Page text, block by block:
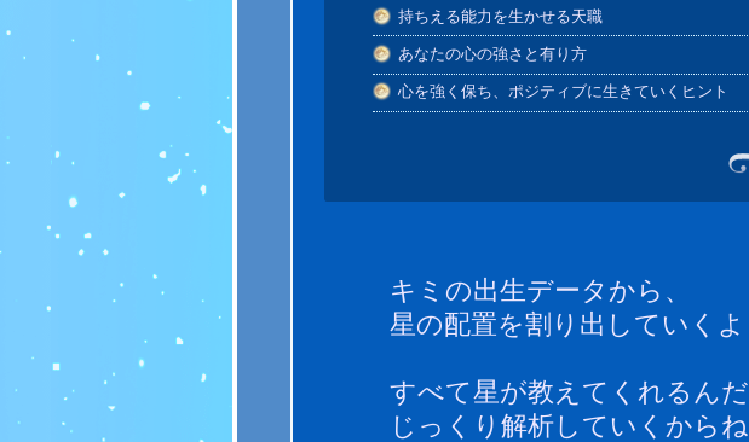
持ちえる能力を生かせる天職
あなたの心の強さと有り方
心を強く保ち、ポジティブに生きていくヒント
キミの出生データから、
星の配置を割り出していくよ
すべて星が教えてくれるんだ
じっくり解析していくからね